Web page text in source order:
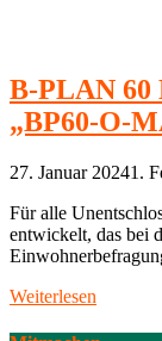
B-PLAN 60
„BP60-O-
27. Januar 20241.
Für alle
entwickelt, das bei
Weiterlesen